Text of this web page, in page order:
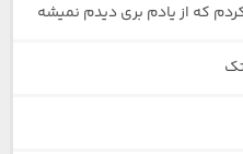
که از یادم بری دیدم نمیشه